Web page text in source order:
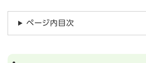
ページ内目次